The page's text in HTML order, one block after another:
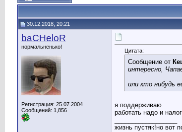
30.12.2018, 20:21
baCHeloR
нормальненько!
Регистрация: 25.07.2004
Сообщений: 1,856
Цитата:
Сообщение от
интересно,
или кто нибудь
я поддерживаю
работать надо и
жизнь пустяк!но вот